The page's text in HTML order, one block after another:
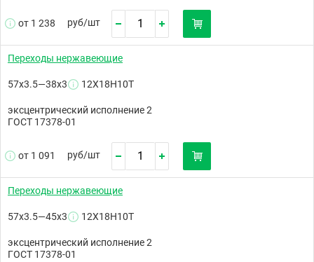
от 1 238 руб/шт
Переходы нержавеющие
57х3.5—38х3 12Х18Н10Т
эксцентрический исполнение 2
ГОСТ 17378-01
от 1 091 руб/шт
Переходы нержавеющие
57х3.5—45х3 12Х18Н10Т
эксцентрический исполнение 2
ГОСТ 17378-01